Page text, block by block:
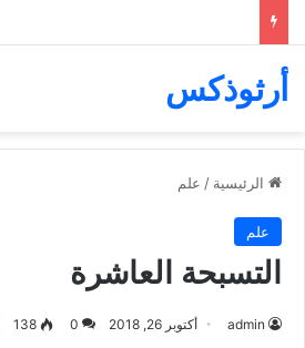
أرثوذكس
الرئيسية / علم
علم
التسبحة العاشرة
admin أكتوبر 26, 2018 0
138